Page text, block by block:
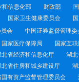
和信息化部 财政部
国家卫生健康委员会
会
中国证券监督管理委
国家医疗保障局
国家互
北省经济和信息化厅
湖
北省住房和城乡建设厅
国有资产监督管理委员会